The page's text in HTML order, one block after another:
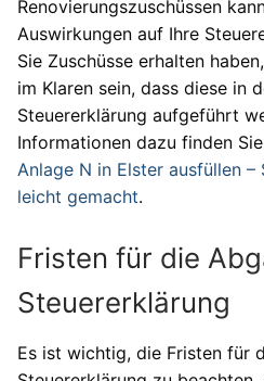
Renovierungszuschüssen
Auswirkungen auf Ihre
Sie Zuschüsse erhalten
im Klaren sein, dass diese in
Steuererklärung aufgeführt
Informationen dazu finden
Anlage N in Elster ausfüllen
leicht gemacht.
Fristen für die
Steuererklärung
Es ist wichtig, die Fristen für